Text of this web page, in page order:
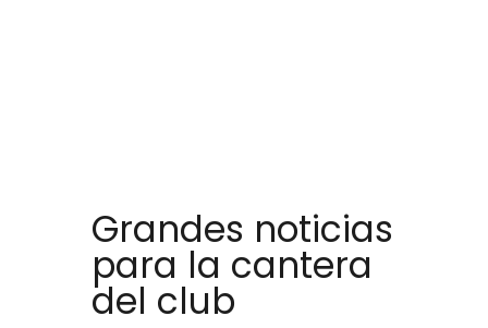
Grandes noticias
para la cantera
del club